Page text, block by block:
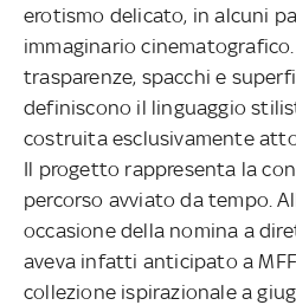
erotismo delicato, in alcuni
immaginario
trasparenze, spacchi e
definiscono il linguaggio
costruita esclusivamente
Il progetto rappresenta la
percorso avviato da tempo.
occasione della nomina a
aveva infatti anticipato a
collezione ispirazionale a